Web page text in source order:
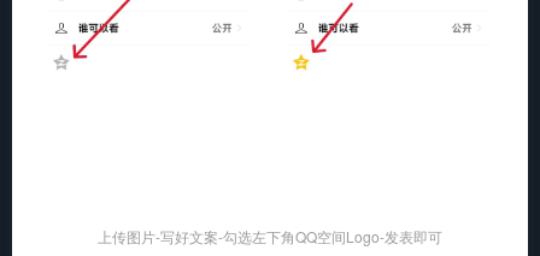
上传图片-写好文案-勾选左下角QQ空间Logo-发表即可